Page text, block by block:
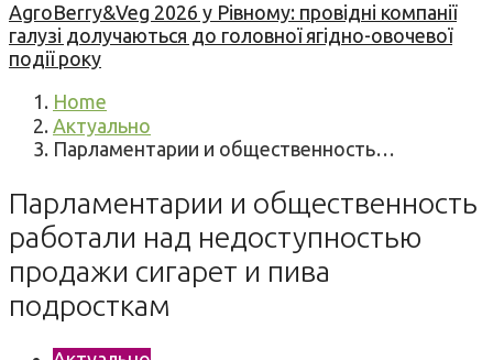
AgroBerry&Veg 2026 у Рівному: провідні компанії
галузі долучаються до головної ягідно-овочевої
події року
Home
Актуально
Парламентарии и общественность…
Парламентарии и общественность
работали над недоступностью
продажи сигарет и пива
подросткам